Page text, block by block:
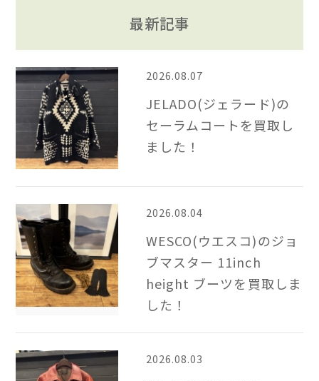
最新記事
2026.08.07
JELADO(ジェラード)の
セーラムコートを買取し
ました！
2026.08.04
WESCO(ウエスコ)のジョ
ブマスター 11inch
height ブーツを買取しま
した！
2026.08.03